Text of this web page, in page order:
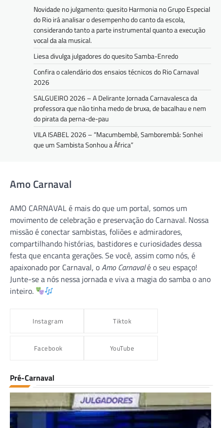
Novidade no julgamento: quesito Harmonia no Grupo Especial
do Rio irá analisar o desempenho do canto da escola,
considerando tanto a parte instrumental quanto a execução
vocal da ala musical.
Liesa divulga julgadores do quesito Samba-Enredo
Confira o calendário dos ensaios técnicos do Rio Carnaval
2026
SALGUEIRO 2026 – A Delirante Jornada Carnavalesca da
professora que não tinha medo de bruxa, de bacalhau e nem
do pirata da perna-de-pau
VILA ISABEL 2026 – “Macumbembê, Samborembá: Sonhei
que um Sambista Sonhou a África”
Amo Carnaval
AMO CARNAVAL é mais do que um portal, somos um
movimento de celebração e preservação do Carnaval. Nossa
missão é conectar sambistas, foliões e admiradores,
compartilhando histórias, bastidores e curiosidades dessa
festa que encanta gerações. Se você, assim como nós, é
apaixonado por Carnaval, oAmo Carnavalé o seu espaço!
Junte-se a nós nessa jornada e viva a magia do samba o ano
inteiro.
Instagram Tiktok
Facebook YouTube
Pré-Carnaval